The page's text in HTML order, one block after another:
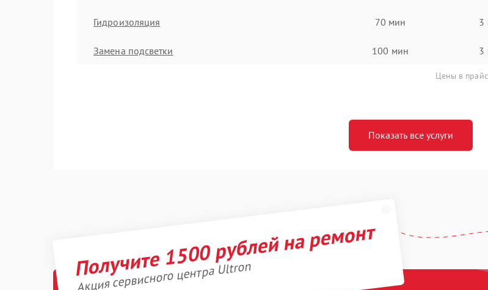
Гидроизоляция 70 мин 3
Замена подсветки 100 мин 3
Цены в
Показать все услуги
Получите 1500 рублей на ремонт
Акция сервисного центра Ultron